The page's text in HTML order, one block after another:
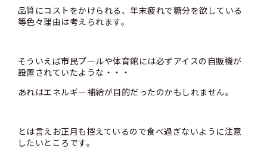
品質にコストをかけられる、年末疲れで糖分を欲している
等色々理由は考えられます。
そういえば市民プールや体育館には必ずアイスの自販機が
設置されていたような・・・
あれはエネルギー補給が目的だったのかもしれません。
とは言えお正月も控えているので食べ過ぎないように注意
したいところです。